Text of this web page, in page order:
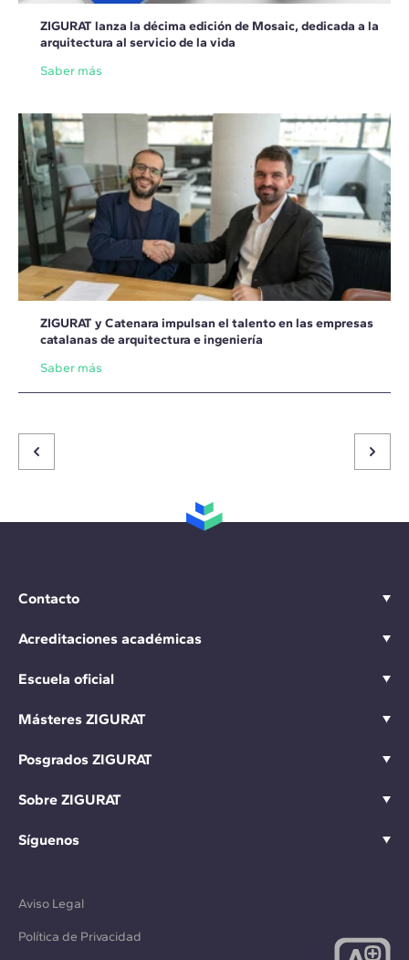
ZIGURAT lanza la décima edición de Mosaic, dedicada a la
arquitectura al servicio de la vida
Saber más
ZIGURAT y Catenara impulsan el talento en las empresas
catalanas de arquitectura e ingeniería
Saber más
Contacto
Acreditaciones académicas
Escuela oficial
Másteres ZIGURAT
Posgrados ZIGURAT
Sobre ZIGURAT
Síguenos
Aviso Legal
Política de Privacidad